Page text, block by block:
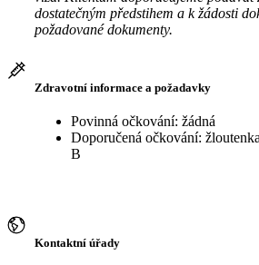
dostatečným předstihem a k žádosti
požadované dokumenty.
Zdravotní informace a požadavky
Povinná očkování: žádná
Doporučená očkování:
B
Kontaktní úřady